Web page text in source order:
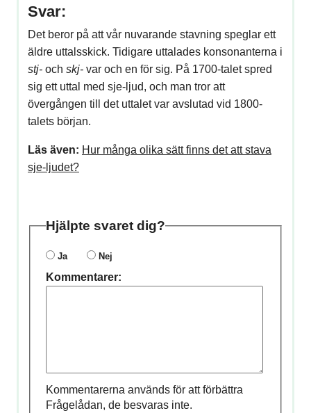
Svar:
Det beror på att vår nuvarande stavning speglar ett
äldre uttalsskick. Tidigare uttalades konsonanterna i
stj-och skj-var och en för sig. På 1700-talet spred
sig ett uttal med sje-ljud, och man tror att
övergången till det uttalet var avslutad vid 1800-
talets början.
Läs även: Hur många olika sätt finns det att stava
sje-ljudet?
Hjälpte svaret dig?
Ja Nej
Kommentarer:
Kommentarerna används för att förbättra
Frågelådan, de besvaras inte.